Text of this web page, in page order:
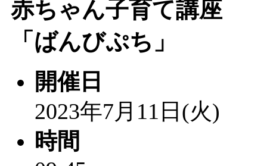
de 健康づくり」」 受
「堂島地区歴史ウオ
す」 受付期間：～
「みなづる号乗車体
de 健康づくり」
赤ちゃん子育て講座
「ばんびぷち」
開催日
2023年7月11日(火)
時間